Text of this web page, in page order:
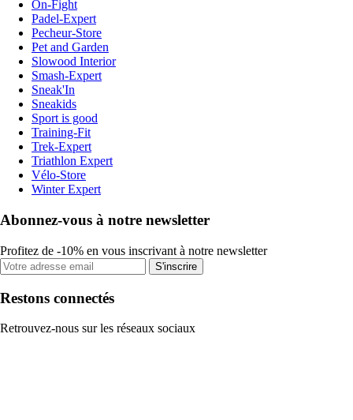
On-Fight
Padel-Expert
Pecheur-Store
Pet and Garden
Slowood Interior
Smash-Expert
Sneak'In
Sneakids
Sport is good
Training-Fit
Trek-Expert
Triathlon Expert
Vélo-Store
Winter Expert
Abonnez-vous à notre newsletter
Profitez de -10% en vous inscrivant à notre newsletter
S'inscrire
Restons connectés
Retrouvez-nous sur les réseaux sociaux